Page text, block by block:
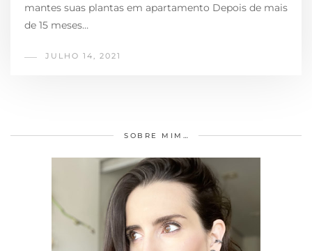
mantes suas plantas em apartamento Depois de mais
de 15 meses…
JULHO 14, 2021
SOBRE MIM…